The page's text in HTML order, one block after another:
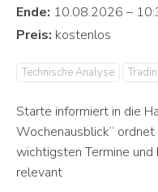
Ende:
Preis:
Technische Analyse
Starte informiert in die
Wochenausblick“
wichtigsten Termine
relevant